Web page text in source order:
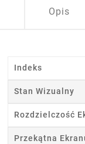
Opis
Indeks
Stan Wizualny
Rozdzielczość
Przekątna